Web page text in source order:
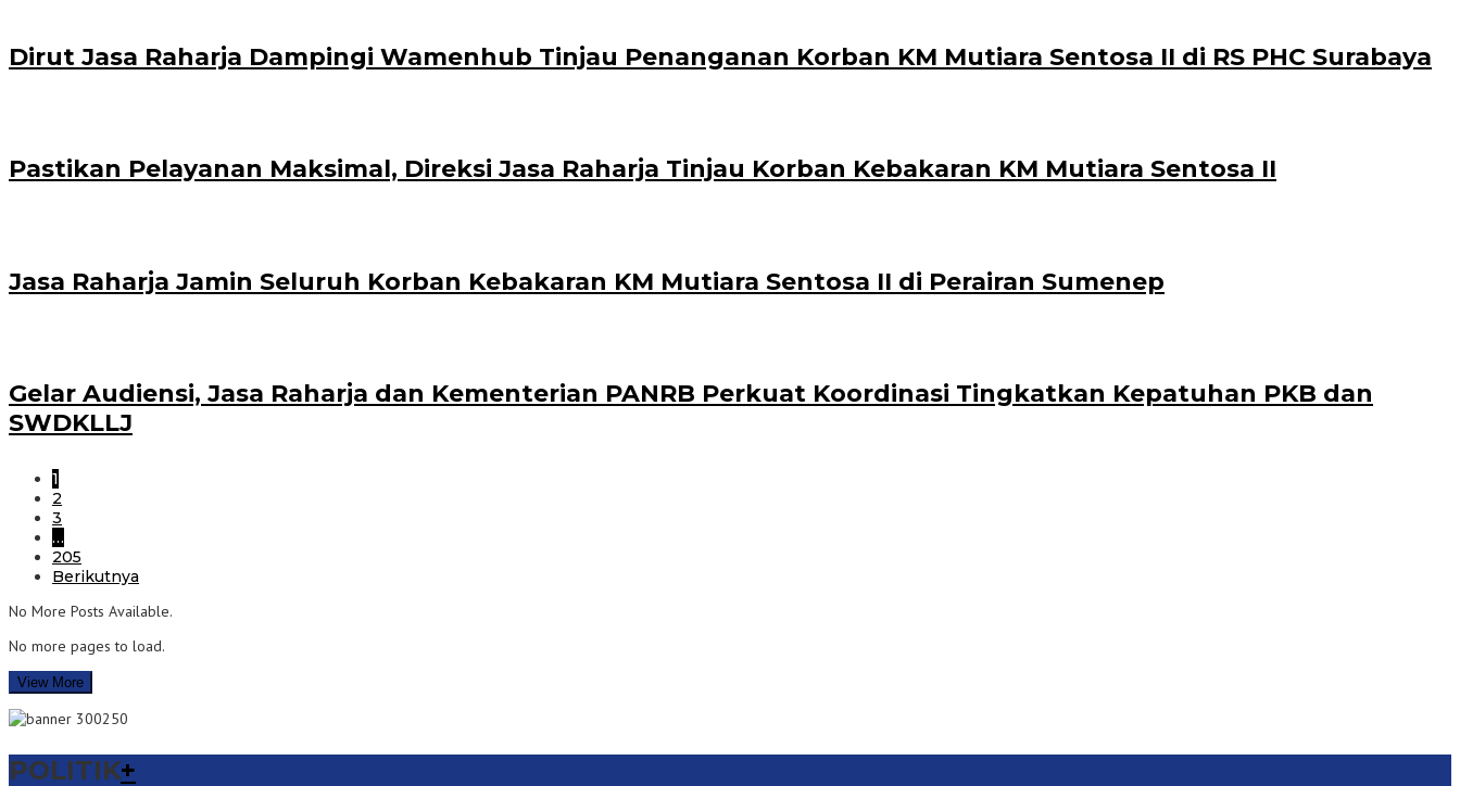
Dirut Jasa Raharja Dampingi Wamenhub Tinjau Penanganan Korban KM Mutiara Sentosa II di RS PHC Surabaya
Pastikan Pelayanan Maksimal, Direksi Jasa Raharja Tinjau Korban Kebakaran KM Mutiara Sentosa II
Jasa Raharja Jamin Seluruh Korban Kebakaran KM Mutiara Sentosa II di Perairan Sumenep
Gelar Audiensi, Jasa Raharja dan Kementerian PANRB Perkuat Koordinasi Tingkatkan Kepatuhan PKB dan
SWDKLLJ
1
2
3
…
205
Berikutnya
No More Posts Available.
No more pages to load.
View More
POLITIK+